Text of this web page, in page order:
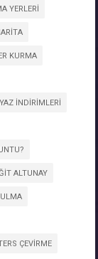
YERLERI
KURMA
INDIRIMLERI
ALTUNAY
ÇEVIRME